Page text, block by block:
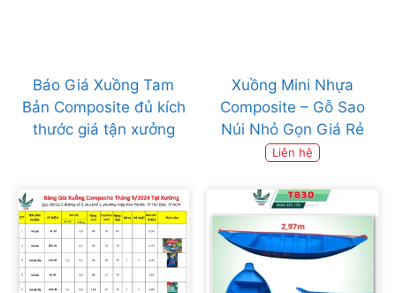
Báo Giá Xuồng Tam
Bản Composite đủ kích
thước giá tận xưởng
Xuồng Mini Nhựa
Composite – Gỗ Sao
Núi Nhỏ Gọn Giá Rẻ
Liên hệ